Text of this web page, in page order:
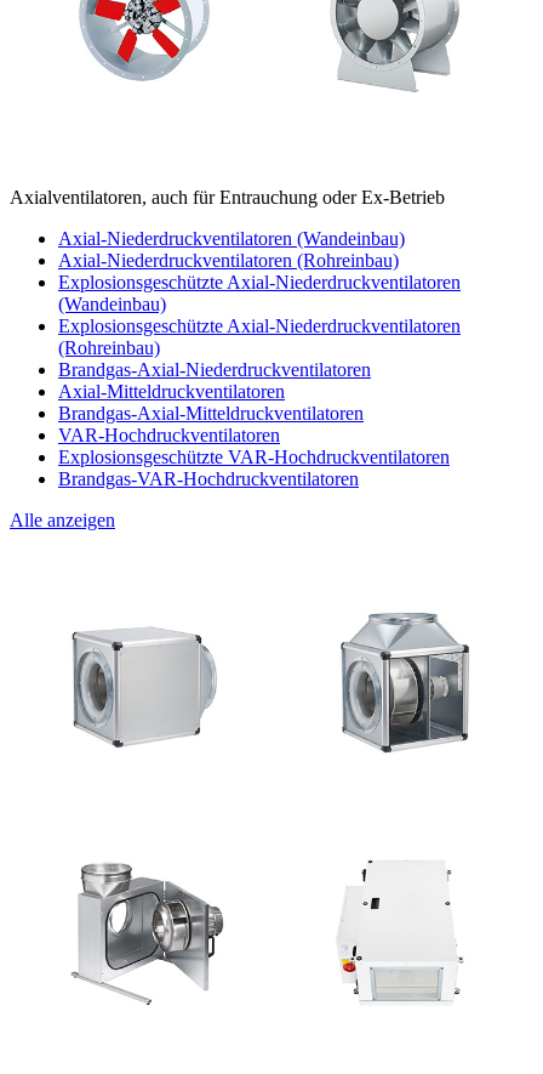
Axialventilatoren, auch für Entrauchung oder Ex-Betrieb
Axial-Niederdruckventilatoren (Wandeinbau)
Axial-Niederdruckventilatoren (Rohreinbau)
Explosionsgeschützte Axial-Niederdruckventilatoren
(Wandeinbau)
Explosionsgeschützte Axial-Niederdruckventilatoren
(Rohreinbau)
Brandgas-Axial-Niederdruckventilatoren
Axial-Mitteldruckventilatoren
Brandgas-Axial-Mitteldruckventilatoren
VAR-Hochdruckventilatoren
Explosionsgeschützte VAR-Hochdruckventilatoren
Brandgas-VAR-Hochdruckventilatoren
Alle anzeigen